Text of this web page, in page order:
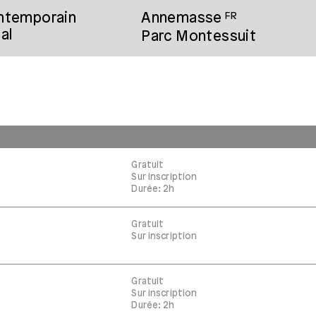
Annemasse FR
Parc Montessuit
Gratuit
Sur inscription
Durée: 2h
Gratuit
Sur inscription
Gratuit
Sur inscription
Durée: 2h